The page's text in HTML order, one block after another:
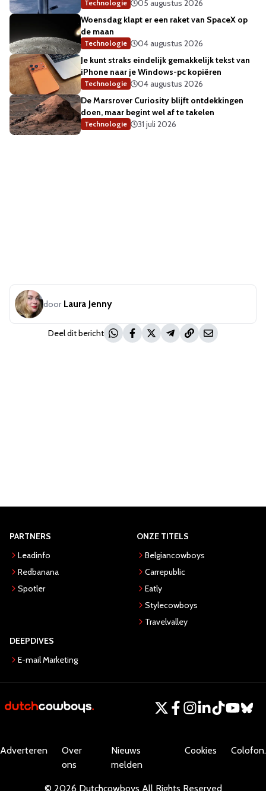
Technologie
05 augustus 2026
Woensdag klapt er een raket van SpaceX op
de maan
Technologie
04 augustus 2026
Je kunt straks eindelijk gemakkelijk tekst van
iPhone naar je Windows-pc kopiëren
Technologie
04 augustus 2026
De Marsrover Curiosity blijft ontdekkingen
doen, maar begint wel af te takelen
Technologie 31 juli 2026
door Laura Jenny
Deel dit bericht
PARTNERS
Leadinfo
Redbanana
Spotler
ONZE TITELS
Belgiancowboys
Carrepublic
Eatly
Stylecowboys
Travelvalley
DEEPDIVES
E-mail Marketing
Adverteren
Over
ons
Nieuws
melden
Cookies Colofon.
© 2026 Dutchcowboys All Rights Reserved